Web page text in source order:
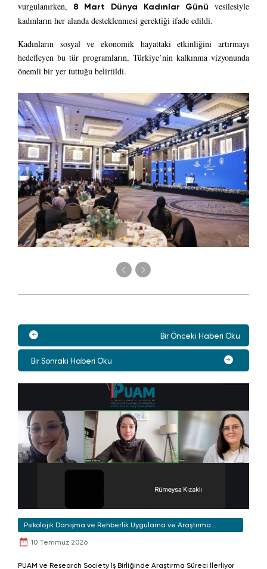
vurgulanırken,
8 Mart Dünya Kadınlar Günü
vesilesiyle
kadınların her alanda desteklenmesi gerektiği ifade edildi.
Kadınların sosyal ve ekonomik hayattaki etkinliğini artırmayı
hedefleyen bu tür programların, Türkiye’nin kalkınma vizyonunda
önemli bir yer tuttuğu belirtildi.
Bir Önceki Haberi Oku
Bir Sonraki Haberi Oku
Psikolojik Danışma ve Rehberlik Uygulama ve Araştırma
Merkezi
10 Temmuz 2026
PUAM ve Research Society İş Birliğinde Araştırma Süreci İlerliyor